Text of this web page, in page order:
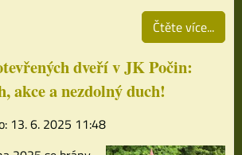
Čtěte více...
dveří v JK Počin:
akce a nezdolný duch!
13. 6. 2025 11:48